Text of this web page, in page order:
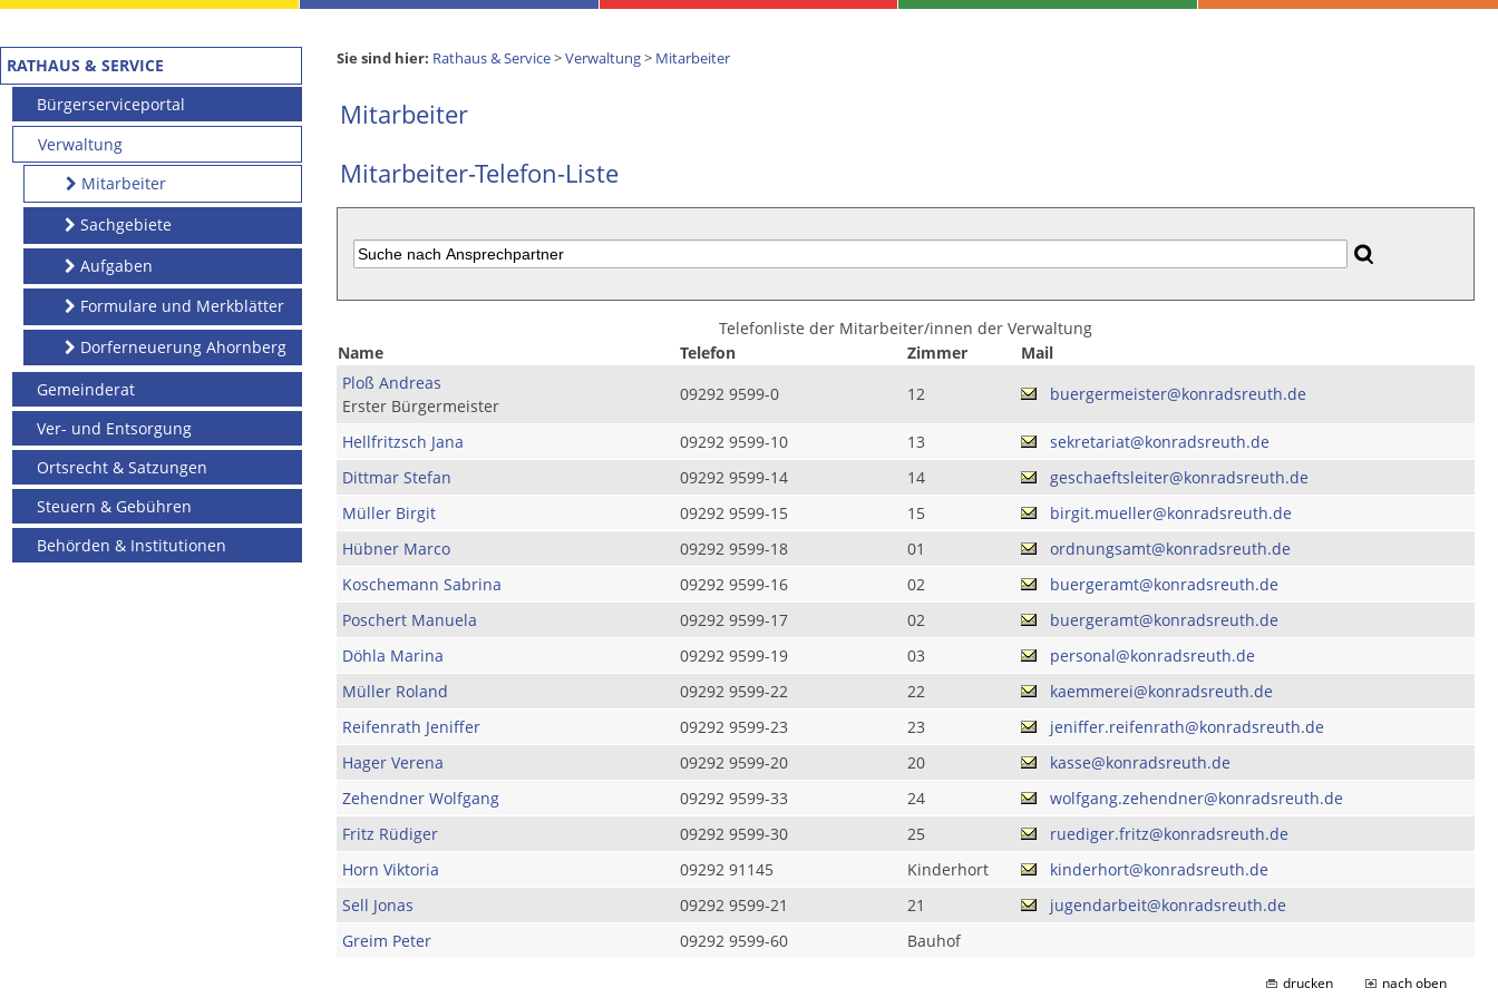
RATHAUS & SERVICE
Bürgerserviceportal
Verwaltung
Mitarbeiter
Sachgebiete
Aufgaben
Formulare und Merkblätter
Dorferneuerung Ahornberg
Gemeinderat
Ver- und Entsorgung
Ortsrecht & Satzungen
Steuern & Gebühren
Behörden & Institutionen
Sie sind hier: Rathaus & Service>Verwaltung> Mitarbeiter
Mitarbeiter
Mitarbeiter-Telefon-Liste
Telefonliste der Mitarbeiter/innen der Verwaltung
Name
Telefon Zimmer
Mail
Ploß Andreas
Erster Bürgermeister
09292 9599-0 12 buergermeister@konradsreuth.de
Hellfritzsch Jana 09292 9599-10 13
sekretariat@konradsreuth.de
Dittmar Stefan
09292 9599-14 14
geschaeftsleiter@konradsreuth.de
Müller Birgit
09292 9599-15 15
birgit.mueller@konradsreuth.de
Hübner Marco
09292 9599-18 01
ordnungsamt@konradsreuth.de
Koschemann Sabrina
09292 9599-16 02
buergeramt@konradsreuth.de
Poschert Manuela
09292 9599-17 02
buergeramt@konradsreuth.de
Döhla Marina
09292 9599-19 03
personal@konradsreuth.de
Müller Roland
09292 9599-22 22
kaemmerei@konradsreuth.de
Reifenrath Jeniffer
09292 9599-23 23
jeniffer.reifenrath@konradsreuth.de
Hager Verena
09292 9599-20 20
kasse@konradsreuth.de
Zehendner Wolfgang
09292 9599-33 24
wolfgang.zehendner@konradsreuth.de
Fritz Rüdiger
09292 9599-30 25
ruediger.fritz@konradsreuth.de
Horn Viktoria
09292 91145 Kinderhort
kinderhort@konradsreuth.de
Sell Jonas
09292 9599-21 21
jugendarbeit@konradsreuth.de
Greim Peter
09292 9599-60 Bauhof
drucken nach oben